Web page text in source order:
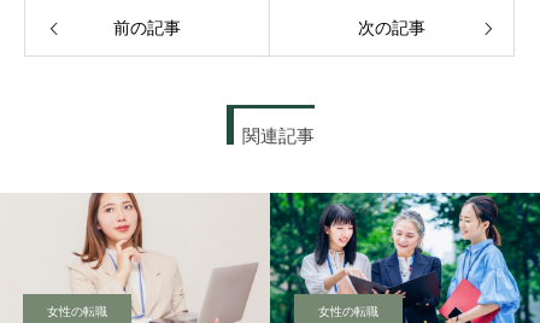
前の記事 次の記事
関連記事
女性の転職 女性の転職